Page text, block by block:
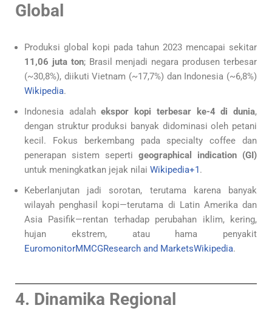
Global
Produksi global kopi pada tahun 2023 mencapai sekitar
11,06 juta ton; Brasil menjadi negara produsen terbesar
(~30,8%), diikuti Vietnam (~17,7%) dan Indonesia (~6,8%)
Wikipedia.
Indonesia adalahekspor kopi terbesar ke-4 di dunia,
dengan struktur produksi banyak didominasi oleh petani
kecil. Fokus berkembang pada specialty coffee dan
penerapan sistem seperti geographical indication (GI)
untuk meningkatkan jejak nilai Wikipedia+1.
Keberlanjutan jadi sorotan, terutama karena banyak
wilayah penghasil kopi—terutama di Latin Amerika dan
Asia Pasifik—rentan terhadap perubahan iklim, kering,
hujan ekstrem, atau hama penyakit
EuromonitorMMCGResearch and MarketsWikipedia.
4. Dinamika Regional